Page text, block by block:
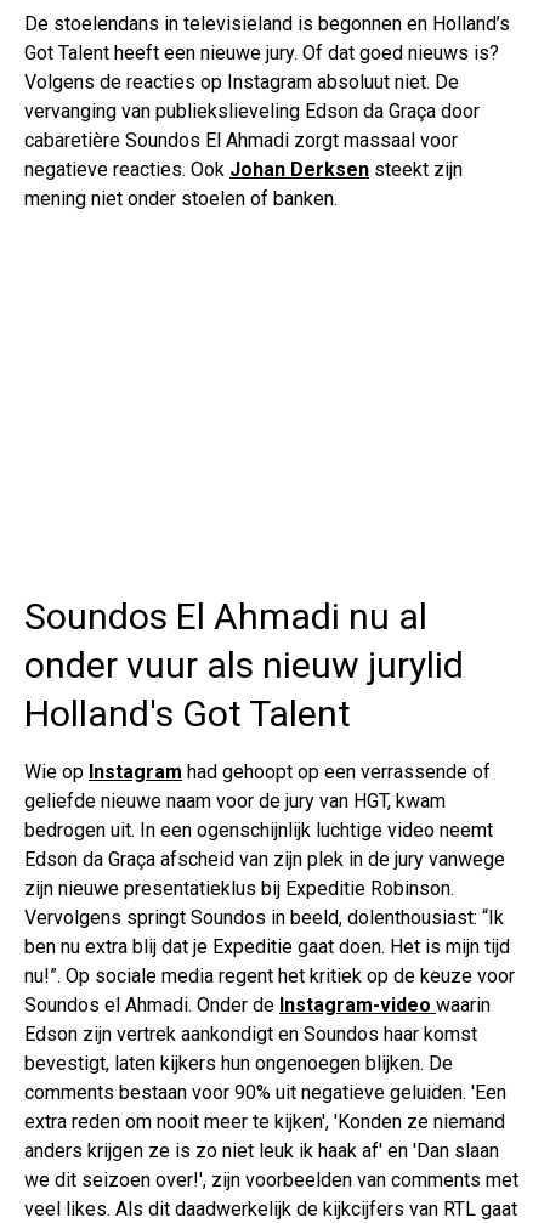
De stoelendans in televisieland is begonnen en Holland’s
Got Talent heeft een nieuwe jury. Of dat goed nieuws is?
Volgens de reacties op Instagram absoluut niet. De
vervanging van publiekslieveling Edson da Graça door
cabaretière Soundos El Ahmadi zorgt massaal voor
negatieve reacties. Ook Johan Derksen steekt zijn
mening niet onder stoelen of banken.
Soundos El Ahmadi nu al
onder vuur als nieuw jurylid
Holland's Got Talent
Wie op Instagram had gehoopt op een verrassende of
geliefde nieuwe naam voor de jury van HGT, kwam
bedrogen uit. In een ogenschijnlijk luchtige video neemt
Edson da Graça afscheid van zijn plek in de jury vanwege
zijn nieuwe presentatieklus bij Expeditie Robinson.
Vervolgens springt Soundos in beeld, dolenthousiast: “Ik
ben nu extra blij dat je Expeditie gaat doen. Het is mijn tijd
nu!”. Op sociale media regent het kritiek op de keuze voor
Soundos el Ahmadi. Onder de Instagram-video waarin
Edson zijn vertrek aankondigt en Soundos haar komst
bevestigt, laten kijkers hun ongenoegen blijken. De
comments bestaan voor 90% uit negatieve geluiden. 'Een
extra reden om nooit meer te kijken', 'Konden ze niemand
anders krijgen ze is zo niet leuk ik haak af' en 'Dan slaan
we dit seizoen over!', zijn voorbeelden van comments met
veel likes. Als dit daadwerkelijk de kijkcijfers van RTL gaat